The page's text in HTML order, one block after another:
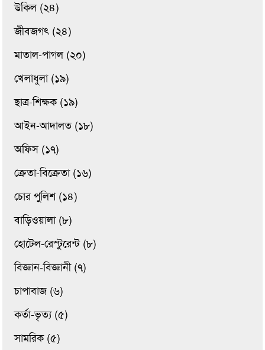
উকিল (২৪)
জীবজগৎ (২৪)
মাতাল-পাগল (২০)
খেলাধুলা (১৯)
ছাত্র-শিক্ষক (১৯)
আইন-আদালত (১৮)
অফিস (১৭)
ক্রেতা-বিক্রেতা (১৬)
চোর পুলিশ (১৪)
বাড়িওয়ালা (৮)
হোটেল-রেস্টুরেন্ট (৮)
বিজ্ঞান-বিজ্ঞানী (৭)
চাপাবাজ (৬)
কর্তা-ভৃত্য (৫)
সামরিক (৫)